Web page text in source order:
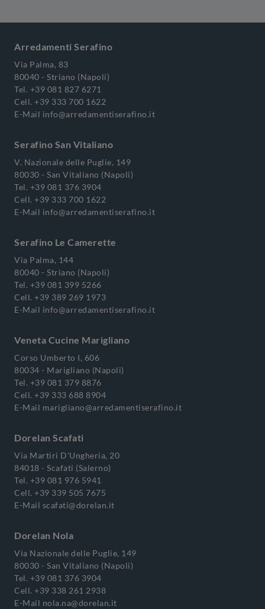
Arredamenti Serafino
Via Palma, 83
80040 - Striano (Napoli)
Tel. +39 081 827 6271
Cell. +39 333 700 1622
E-Mail info@arredamentiserafino.it
Serafino San Vitaliano
V. Nazionale delle Puglie, 149
80030 - San Vitaliano (Napoli)
Tel. +39 081 376 3904
Cell. +39 333 700 1622
E-Mail info@arredamentiserafino.it
Serafino Le Camerette
Via Palma, 144
80040 - Striano (Napoli)
Tel. +39 081 399 5266
Cell. +39 389 269 1973
E-Mail info@arredamentiserafino.it
Veneta Cucine Marigliano
Corso Umberto I, 606
80034 - Marigliano (Napoli)
Tel. +39 081 379 8876
Cell. +39 333 688 8904
E-Mail marigliano@arredamentiserafino.it
Dorelan Scafati
Via Martiri D'Ungheria, 20
84018 - Scafati (Salerno)
Tel. +39 081 976 5941
Cell. +39 339 505 7675
E-Mail scafati@dorelan.it
Dorelan Nola
Via Nazionale delle Puglie, 149
80030 - San Vitaliano (Napoli)
Tel. +39 081 376 3904
Cell. +39 338 261 2938
E-Mail nola.na@dorelan.it